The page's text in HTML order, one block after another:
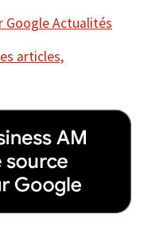
Google Actualités
articles,